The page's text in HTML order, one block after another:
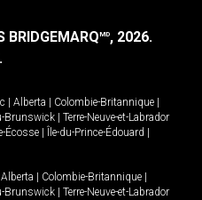
BRIDGEMARQMD, 2026.
Alberta Colombie-Britannique
Brunswick
Terre-Neuve-et-Labrador
Écosse Île-du-Prince-Édouard
Alberta Colombie-Britannique
Brunswick
Terre-Neuve-et-Labrador